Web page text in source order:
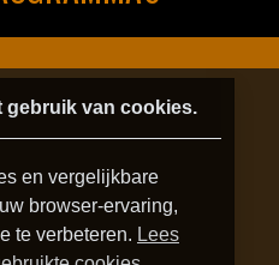
gebruik van cookies.
en vergelijkbare
browser-ervaring,
te verbeteren. Lees